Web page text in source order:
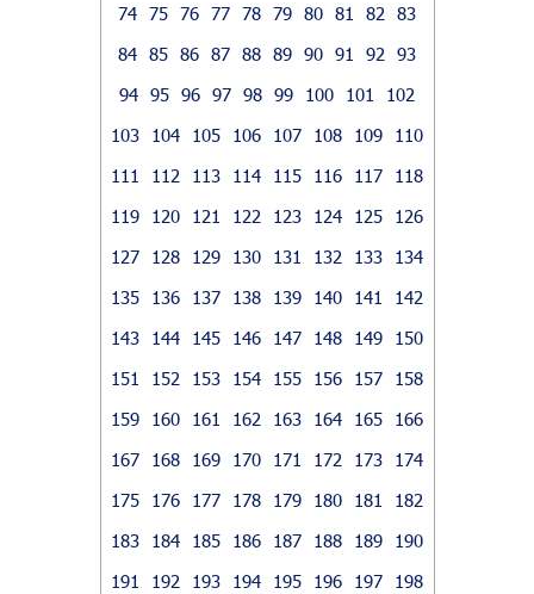
74 75 76 77 78 79 80 81 82
83
84 85 86 87 88 89 90 91 92
93
94 95 96 97 98 99 100 101
102
103
104 105 106 107 108 109
110
111
112 113 114 115 116 117
118
119
120 121 122 123 124 125
126
127
128 129 130 131 132 133
134
135
136 137 138 139 140 141
142
143
144 145 146 147 148 149
150
151
152 153 154 155 156 157
158
159
160 161 162 163 164 165
166
167
168 169 170 171 172 173
174
175
176 177 178 179 180 181
182
183
184 185 186 187 188 189
190
191
192 193 194 195 196 197
198